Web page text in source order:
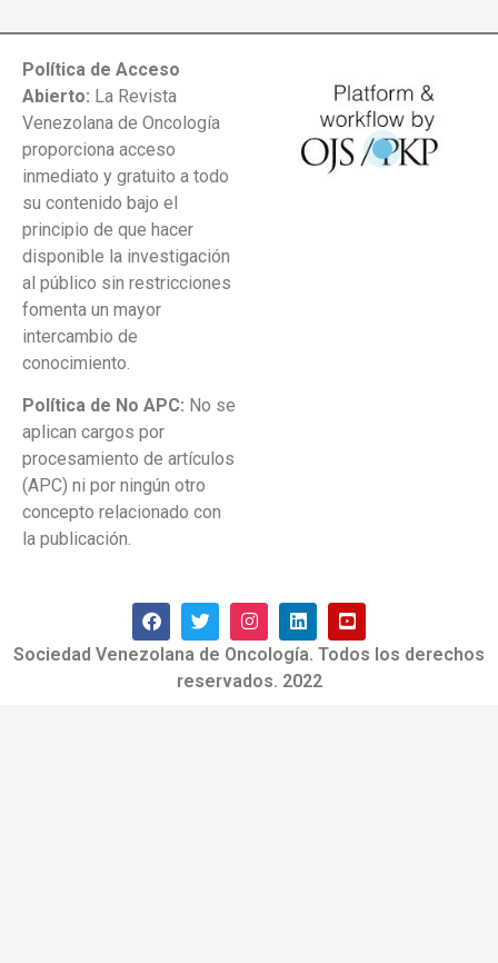
Política de Acceso
Abierto: La Revista
Venezolana de Oncología
proporciona acceso
inmediato y gratuito a todo
su contenido bajo el
principio de que hacer
disponible la investigación
al público sin restricciones
fomenta un mayor
intercambio de
conocimiento.
Política de No APC: No se
aplican cargos por
procesamiento de artículos
(APC) ni por ningún otro
concepto relacionado con
la publicación.
Sociedad Venezolana de Oncología. Todos los derechos
reservados. 2022